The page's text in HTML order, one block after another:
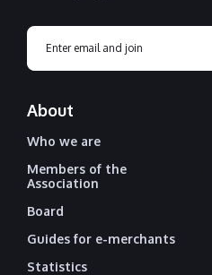
About
Who we are
Members of the
Association
Board
Guides for e-merchants
Statistics